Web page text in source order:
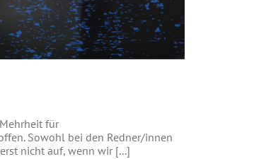
für
Sowohl bei den Redner/innen
nicht auf, wenn wir [...]